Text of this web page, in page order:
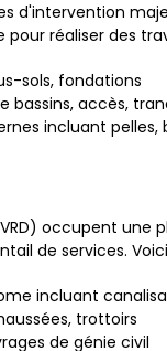
d'intervention
réaliser des
sols, fondations
bassins, accès,
incluant pelles,
occupent
de services.
incluant
trottoirs
de génie civil